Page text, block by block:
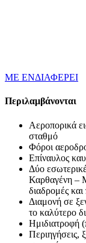
ΜΕ ΕΝΔΙΑΦΕΡΕΙ
Περιλαμβάνονται
Αεροπορικά
σταθμό
Φόροι
Επίναυλος
Δύο
Καρθαγένη –
διαδρομές
Διαμονή σε
το καλύτερο
Ημιδιατροφή
Περιηγήσεις,